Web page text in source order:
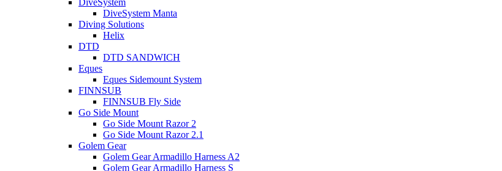
DiveSystem
DiveSystem Manta
Diving Solutions
Helix
DTD
DTD SANDWICH
Eques
Eques Sidemount System
FINNSUB
FINNSUB Fly Side
Go Side Mount
Go Side Mount Razor 2
Go Side Mount Razor 2.1
Golem Gear
Golem Gear Armadillo Harness A2
Golem Gear Armadillo Harness S